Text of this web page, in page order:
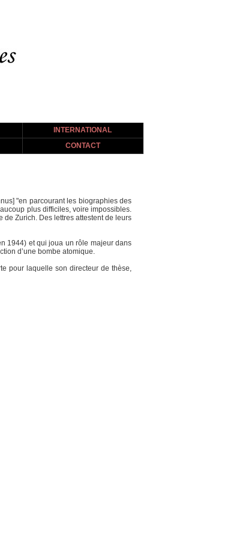
INTERNATIONAL
CONTACT
"en parcourant les biographies des
plus difficiles, voire impossibles.
de Zurich. Des lettres attestent de leurs
1944) et qui joua un rôle majeur dans
d’une bombe atomique.
pour laquelle son directeur de thèse,